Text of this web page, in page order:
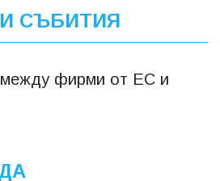
СЪБИТИЯ
фирми от ЕС и